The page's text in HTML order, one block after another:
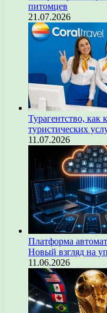
питомцев
21.07.2026
Турагентство,
туристических
11.07.2026
Платформа
Новый взгляд на
11.06.2026